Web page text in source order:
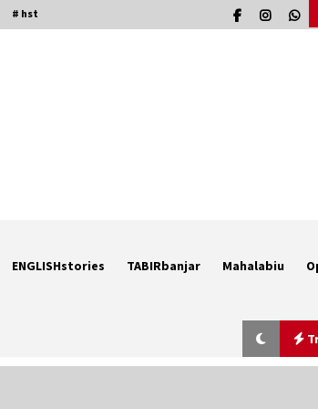
# hst
ENGLISHstories TABIRbanjar Mahalabiu